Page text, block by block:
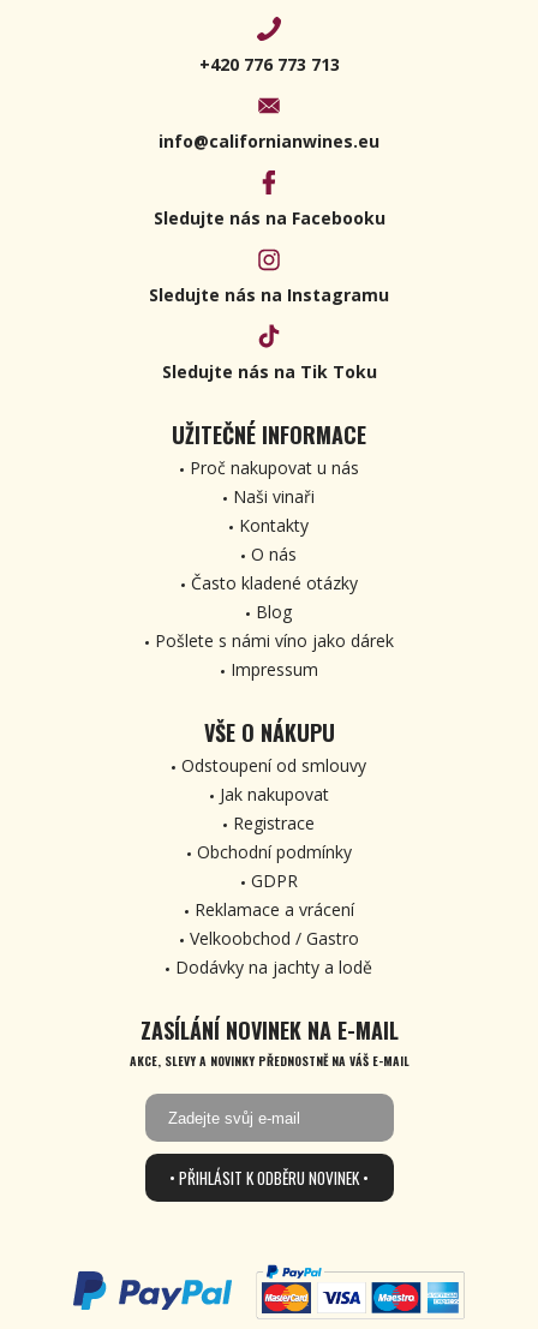
+420 776 773 713
info@californianwines.eu
Sledujte nás na Facebooku
Sledujte nás na Instagramu
Sledujte nás na Tik Toku
UŽITEČNÉ INFORMACE
Proč nakupovat u nás
Naši vinaři
Kontakty
O nás
Často kladené otázky
Blog
Pošlete s námi víno jako dárek
Impressum
VŠE O NÁKUPU
Odstoupení od smlouvy
Jak nakupovat
Registrace
Obchodní podmínky
GDPR
Reklamace a vrácení
Velkoobchod / Gastro
Dodávky na jachty a lodě
ZASÍLÁNÍ NOVINEK NA E-MAIL
AKCE, SLEVY A NOVINKY PŘEDNOSTNĚ NA VÁŠ E-MAIL
• PŘIHLÁSIT K ODBĚRU NOVINEK •